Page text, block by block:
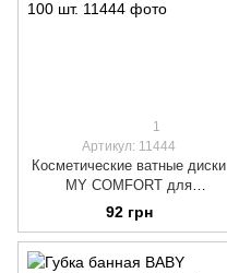
1
Артикул: 11444
Косметические ватные диски
MY COMFORT для
ежедневного применения, 100
шт.
92 грн